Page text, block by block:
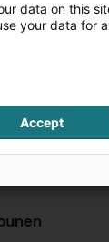
data on this
your data for
Accept